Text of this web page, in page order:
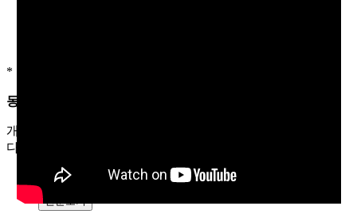
*
동의 안내
개인정보 수집 및 이용에 대한 동의 안내
다.
동의
미동의
전문보기